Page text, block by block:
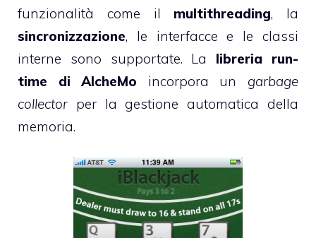
funzionalità come il multithreading, la
sincronizzazione, le interfacce e le classi
interne sono supportate. La libreria run-
time di AlcheMo incorpora un garbage
collector per la gestione automatica della
memoria.